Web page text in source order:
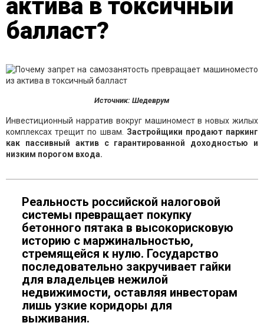
актива в токсичный
балласт?
Источник: Шедеврум
Инвестиционный нарратив вокруг машиномест в новых жилых
комплексах трещит по швам. Застройщики продают паркинг
как пассивный актив с гарантированной доходностью и
низким порогом входа.
Реальность российской налоговой
системы превращает покупку
бетонного пятака в высокорисковую
историю с маржинальностью,
стремящейся к нулю. Государство
последовательно закручивает гайки
для владельцев нежилой
недвижимости, оставляя инвесторам
лишь узкие коридоры для
выживания.